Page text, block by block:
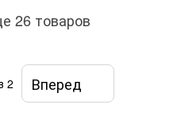
26 товаров
2 Вперед